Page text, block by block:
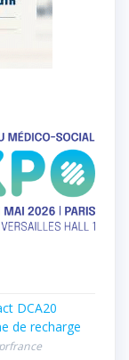
DCA20
de recharge